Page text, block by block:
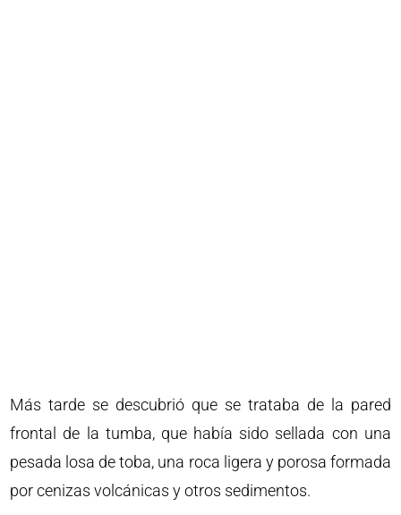
Más tarde se descubrió que se trataba de la pared
frontal de la tumba, que había sido sellada con una
pesada losa de toba, una roca ligera y porosa formada
por cenizas volcánicas y otros sedimentos.